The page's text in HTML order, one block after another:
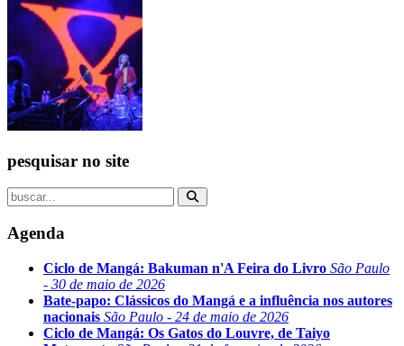
pesquisar no site
Agenda
Ciclo de Mangá: Bakuman n'A Feira do Livro São Paulo
- 30 de maio de 2026
Bate-papo: Clássicos do Mangá e a influência nos autores
nacionais São Paulo - 24 de maio de 2026
Ciclo de Mangá: Os Gatos do Louvre, de Taiyo